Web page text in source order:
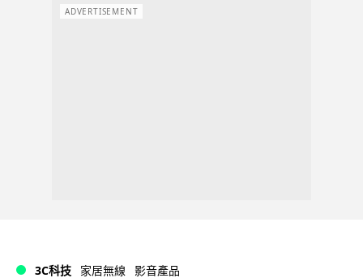
ADVERTISEMENT
3C科技 家居無線 影音產品